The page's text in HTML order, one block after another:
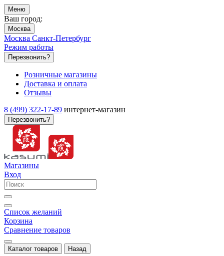
Меню
Ваш город:
Москва
Москва Санкт-Петербург
Режим работы
Перезвонить?
Розничные магазины
Доставка и оплата
Отзывы
8 (499) 322-17-89 интернет-магазин
Перезвонить?
Магазины
Вход
Список желаний
Корзина
Сравнение товаров
Каталог товаров Назад